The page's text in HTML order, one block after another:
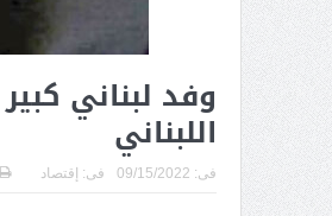
وفد لبناني
اللبناني
فى: 09/15/2022 فى: إقتصاد